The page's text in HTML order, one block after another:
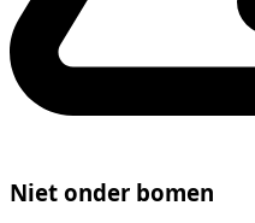
Niet onder bomen